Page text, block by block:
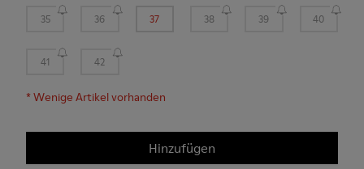
35 36 37 38 39 40
41 42
*Wenige Artikel vorhanden
Hinzufügen